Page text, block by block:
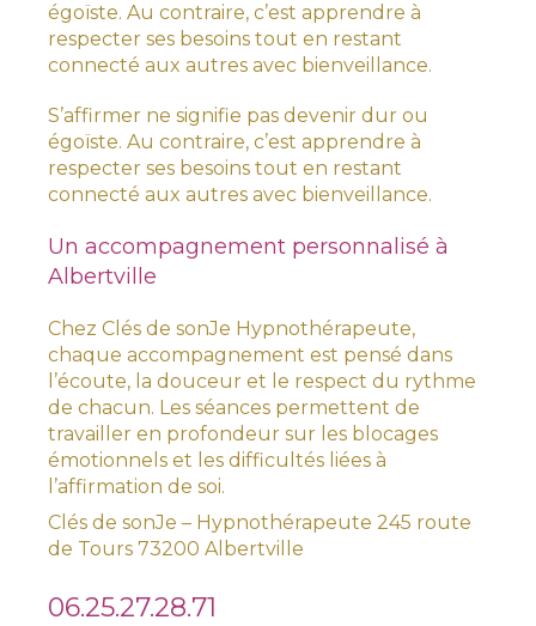
égoïste. Au contraire, c’est apprendre à
respecter ses besoins tout en restant
connecté aux autres avec bienveillance.
S’affirmer ne signifie pas devenir dur ou
égoïste. Au contraire, c’est apprendre à
respecter ses besoins tout en restant
connecté aux autres avec bienveillance.
Un accompagnement personnalisé à
Albertville
Chez Clés de sonJe Hypnothérapeute,
chaque accompagnement est pensé dans
l’écoute, la douceur et le respect du rythme
de chacun. Les séances permettent de
travailler en profondeur sur les blocages
émotionnels et les difficultés liées à
l’affirmation de soi.
Clés de sonJe – Hypnothérapeute 245 route
de Tours 73200 Albertville
06.25.27.28.71